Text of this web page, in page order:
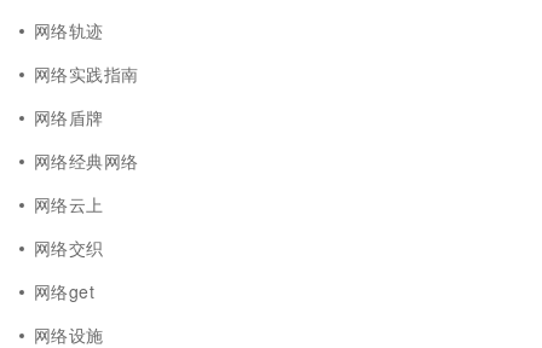
网络轨迹
网络实践指南
网络盾牌
网络经典网络
网络云上
网络交织
网络get
网络设施